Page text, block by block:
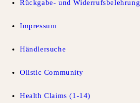
Rückgabe- und Widerrufsbelehrung
Impressum
Händlersuche
Olistic Community
Health Claims (1-14)